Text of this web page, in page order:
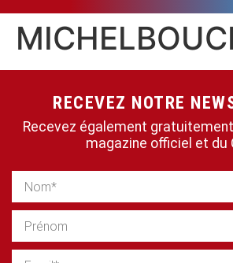
RECEVEZ NOTRE
Recevez également
magazine officiel et du